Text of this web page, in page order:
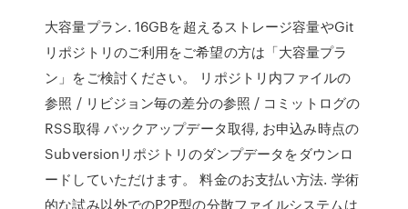
大容量プラン. 16GBを超えるストレージ容量やGit
リポジトリのご利用をご希望の方は「大容量プラ
ン」をご検討ください。 リポジトリ内ファイルの
参照 / リビジョン毎の差分の参照 / コミットログの
RSS取得 バックアップデータ取得, お申込み時点の
Subversionリポジトリのダンプデータをダウンロ
ードしていただけます。 料金のお支払い方法. 学術
的な試み以外でのP2P型の分散ファイルシステムは